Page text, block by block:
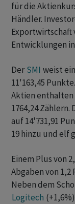
für die
Händler.
Exportwirtschaft
Entwicklungen
Der SMI weist
11'163,45
Aktien enthalten
1764,24 Zählern.
auf 14'731,91
19 hinzu und elf
Einem Plus von
Abgaben von 1,2
Neben dem
Logitech